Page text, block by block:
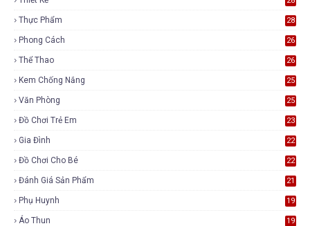
Thực Phẩm 28
Phong Cách 26
Thể Thao 26
Kem Chống Nắng 25
Văn Phòng 25
Đồ Chơi Trẻ Em 23
Gia Đình 22
Đồ Chơi Cho Bé 22
Đánh Giá Sản Phẩm 21
Phụ Huynh 19
Áo Thun 19